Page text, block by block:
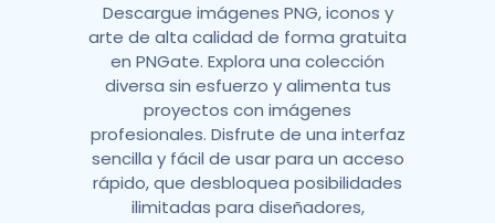
Descargue imágenes PNG, iconos y
arte de alta calidad de forma gratuita
en PNGate. Explora una colección
diversa sin esfuerzo y alimenta tus
proyectos con imágenes
profesionales. Disfrute de una interfaz
sencilla y fácil de usar para un acceso
rápido, que desbloquea posibilidades
ilimitadas para diseñadores,